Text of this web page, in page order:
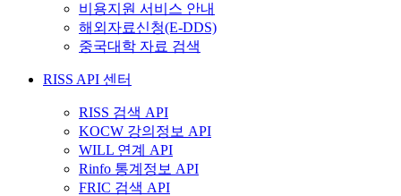
비용지원 서비스 안내
해외자료신청(E-DDS)
중국대학 자료 검색
RISS API 센터
RISS 검색 API
KOCW 강의정보 API
WILL 연계 API
Rinfo 통계정보 API
FRIC 검색 API